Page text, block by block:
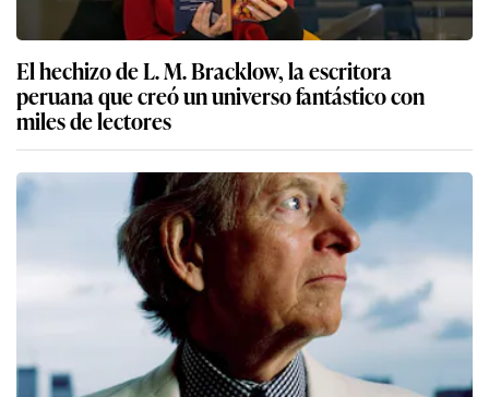
El hechizo de L. M. Bracklow, la escritora
peruana que creó un universo fantástico con
miles de lectores